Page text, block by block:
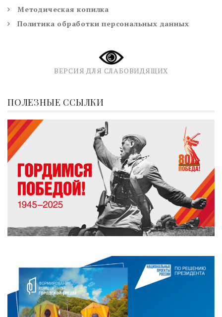
Методическая копилка
Политика обработки персональных данных
ВЕРСИЯ ДЛЯ СЛАБОВИДЯЩИХ
ПОЛЕЗНЫЕ ССЫЛКИ